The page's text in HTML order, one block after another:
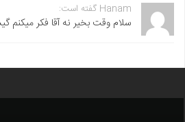
Hanam گفته است:
سلام وقت بخیر نه آقا فکر میکنم